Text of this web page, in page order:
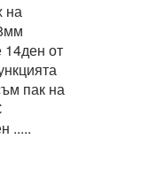
на
от
пак на
.....